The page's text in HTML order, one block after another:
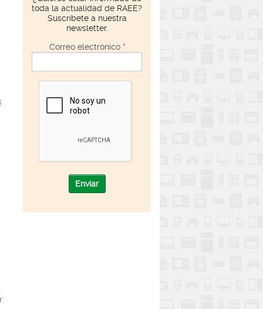
toda la actualidad de RAEE?
Suscríbete a nuestra
newsletter.
Correo electrónico *
Enviar